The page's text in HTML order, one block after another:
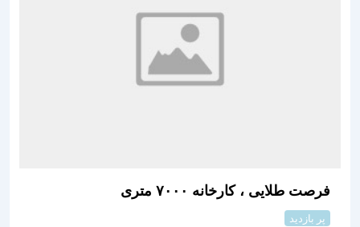
فرصت طلایی ، کارخانه ۷۰۰۰ متری
پر بازدید